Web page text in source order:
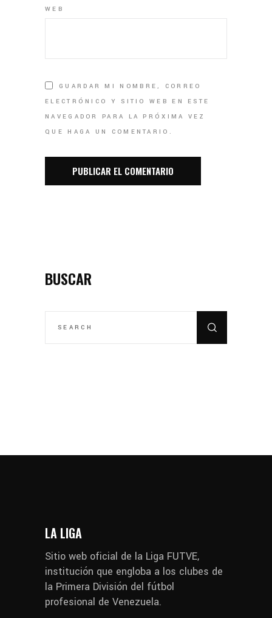
WEB
GUARDAR MI NOMBRE, CORREO
ELECTRÓNICO Y SITIO WEB EN ESTE
NAVEGADOR PARA LA PRÓXIMA VEZ
QUE HAGA UN COMENTARIO.
BUSCAR
LA LIGA
Sitio web oficial de la Liga FUTVE,
institución que engloba a los clubes de
la Primera División del fútbol
profesional de Venezuela.